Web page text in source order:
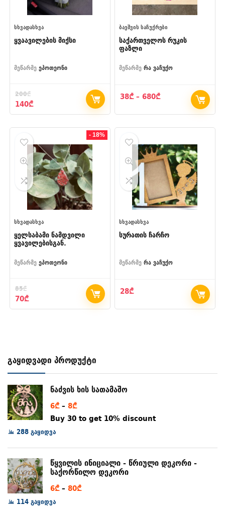
ᲡᲮᲕᲐᲓᲐᲡᲮᲕᲐ
ყვაავილების მიქსი
მეწარმე ეპოთეონი
200₾
Original
price
140₾Current
price
ᲑᲐᲕᲨᲕᲘᲡ ᲡᲐᲩᲣᲥᲠᲔᲑᲘ
საქართველოს რუკის
ფაზლი
მეწარმე რა ვაჩუქო
38₾ – 680₾Price
38₾
through
- 18%
ᲡᲮᲕᲐᲓᲐᲡᲮᲕᲐ
ყელსაბამი ნამდვილი
ყვავილებისგან.
მეწარმე ეპოთეონი
85₾
Original
price
70₾Current
price
ᲡᲮᲕᲐᲓᲐᲡᲮᲕᲐ
სურათის ჩარჩო
მეწარმე რა ვაჩუქო
28₾
გაყიდვადი პროდუქტი
ნაძვის ხის სათამაშო
6₾ – 8₾Price
range:
Buy 30 to get 10% discount
288 გაყიდვა
წყვილის ინიციალი - წრიული დეკორი -
საქორწილო დეკორი
6₾ – 80₾Price
114 გაყიდვა